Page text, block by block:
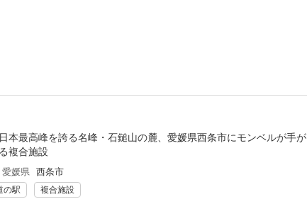
本最高峰を誇る名峰・石鎚山の麓、愛媛県西条市にモンベルが手が
複合施設
愛媛県 西条市
の駅 複合施設